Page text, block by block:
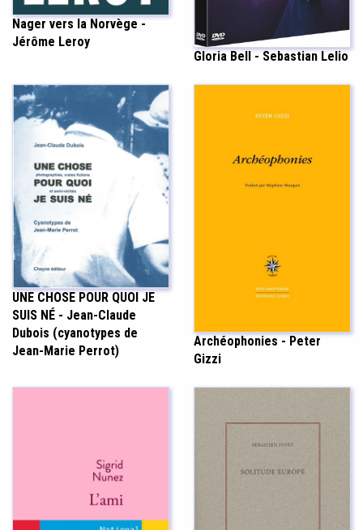
Nager vers la Norvège -
Jérôme Leroy
Gloria Bell - Sebastian Lelio
UNE CHOSE POUR QUOI JE
SUIS NÉ - Jean-Claude
Dubois (cyanotypes de
Jean-Marie Perrot)
Archéophonies - Peter
Gizzi